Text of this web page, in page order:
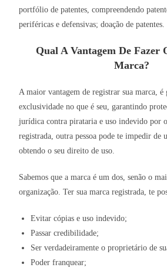
portfólio de patentes, compreendendo
periféricas e defensivas; doação de patentes.
Qual A Vantagem De Fazer
Marca?
A maior vantagem de registrar sua marca,
exclusividade no que é seu, garantindo
jurídica contra pirataria e uso indevido por
registrada, outra pessoa pode te impedir de
obtendo o seu direito de uso.
Sabemos que a marca é um dos, senão o
organização. Ter sua marca registrada, te
Evitar cópias e uso indevido;
Passar credibilidade;
Ser verdadeiramente o proprietário de
Poder franquear;